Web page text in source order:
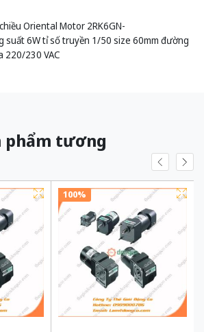
Oriental Motor 2RK6GN-
suất 6W tỉ số truyền 1/50 size 60mm đường
220/230 VAC
phẩm tương
100%